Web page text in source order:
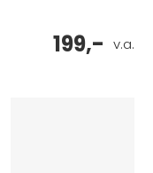
v.a.
199,-